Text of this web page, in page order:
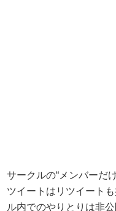
サークルの“メンバーだ
ツイートはリツイート
ル内でのやりとりは非